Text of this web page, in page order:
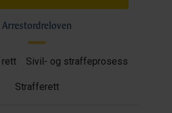
Arrestordreloven
rett Sivil- og straffeprosess
Strafferett